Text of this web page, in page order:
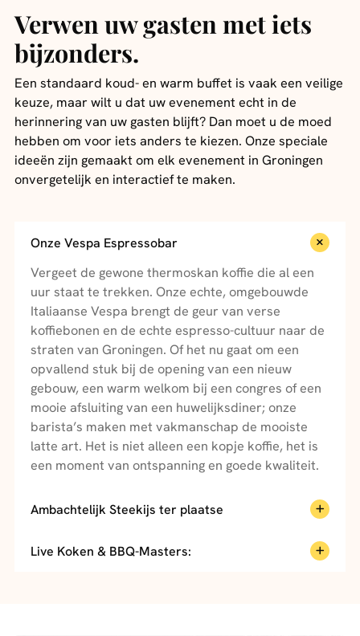
Verwen uw gasten met iets
bijzonders.
Een standaard koud- en warm buffet is vaak een veilige
keuze, maar wilt u dat uw evenement echt in de
herinnering van uw gasten blijft? Dan moet u de moed
hebben om voor iets anders te kiezen. Onze speciale
ideeën zijn gemaakt om elk evenement in Groningen
onvergetelijk en interactief te maken.
Onze Vespa Espressobar
Vergeet de gewone thermoskan koffie die al een
uur staat te trekken. Onze echte, omgebouwde
Italiaanse Vespa brengt de geur van verse
koffiebonen en de echte espresso-cultuur naar de
straten van Groningen. Of het nu gaat om een
opvallend stuk bij de opening van een nieuw
gebouw, een warm welkom bij een congres of een
mooie afsluiting van een huwelijksdiner; onze
barista’s maken met vakmanschap de mooiste
latte art. Het is niet alleen een kopje koffie, het is
een moment van ontspanning en goede kwaliteit.
Ambachtelijk Steekijs ter plaatse
Live Koken & BBQ-Masters: